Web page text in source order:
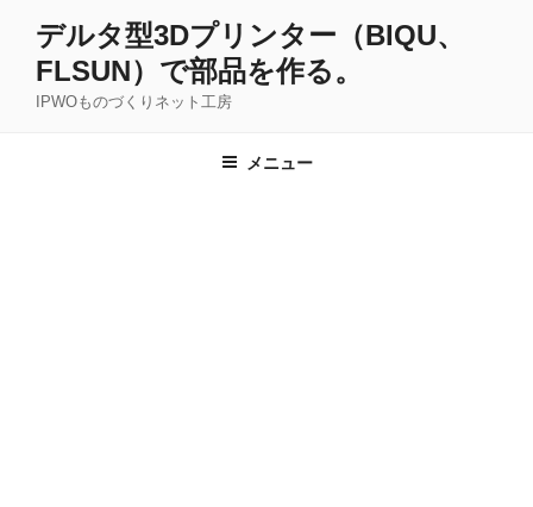
デルタ型3Dプリンター（BIQU、
FLSUN）で部品を作る。
IPWOものづくりネット工房
メニュー